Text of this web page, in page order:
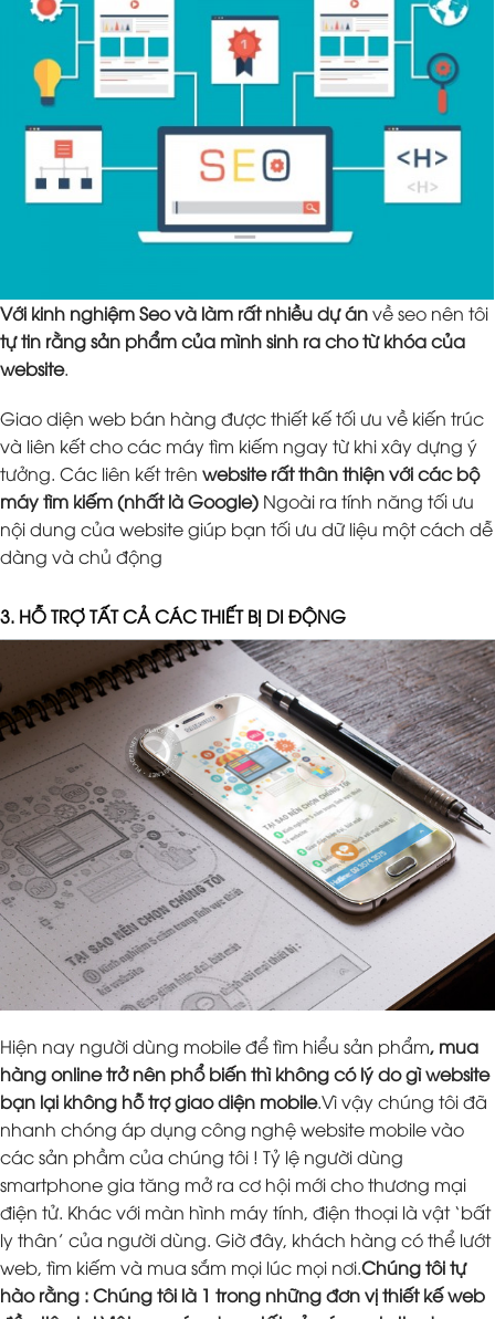
Với kinh nghiệm Seo và làm rất nhiều dự ánvề seo nên tôi
tự tin rằng sản phẩm của mình sinh ra cho từ khóa của
website.
Giao diện web bán hàng được thiết kế tối ưu về kiến trúc
và liên kết cho các máy tìm kiếm ngay từ khi xây dựng ý
tưởng. Các liên kết trên website rất thân thiện với các bộ
máy tìm kiếm (nhất là Google) Ngoài ra tính năng tối ưu
nội dung của website giúp bạn tối ưu dữ liệu một cách dễ
dàng và chủ động
3. HỖ TRỢ TẤT CẢ CÁC THIẾT BỊ DI ĐỘNG
Hiện nay người dùng mobile để tìm hiểu sản phẩm, mua
hàng online trở nên phổ biến thì không có lý do gì website
bạn lại không hỗ trợ giao diện mobile.Vì vậy chúng tôi đã
nhanh chóng áp dụng công nghệ website mobile vào
các sản phầm của chúng tôi ! Tỷ lệ người dùng
smartphone gia tăng mở ra cơ hội mới cho thương mại
điện tử. Khác với màn hình máy tính, điện thoại là vật ‘bất
ly thân’ của người dùng. Giờ đây, khách hàng có thể lướt
web, tìm kiếm và mua sắm mọi lúc mọi nơi.Chúng tôi tự
hào rằng : Chúng tôi là 1 trong những đơn vị thiết kế web